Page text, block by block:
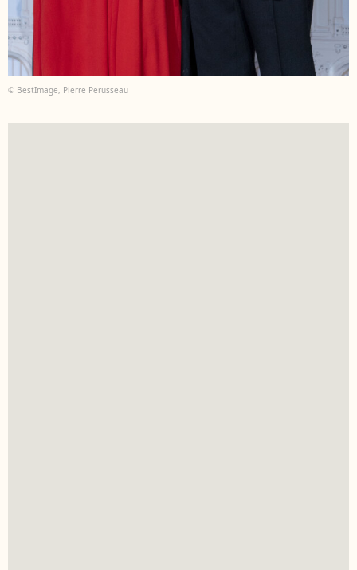
© BestImage, Pierre Perusseau